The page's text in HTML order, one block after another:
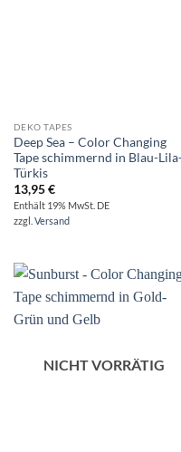
DEKO TAPES
Deep Sea – Color Changing
Tape schimmernd in Blau-
Türkis
13,95€
Enthält 19% MwSt. DE
zzgl. Versand
NICHT VORRÄTIG